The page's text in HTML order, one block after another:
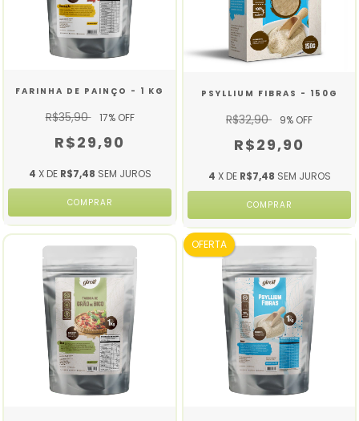
FARINHA DE PAINÇO - 1 KG
R$35,90 17% OFF
R$29,90
4 X DE R$7,48 SEM JUROS
PSYLLIUM FIBRAS - 150G
R$32,90 9% OFF
R$29,90
4 X DE R$7,48 SEM JUROS
OFERTA